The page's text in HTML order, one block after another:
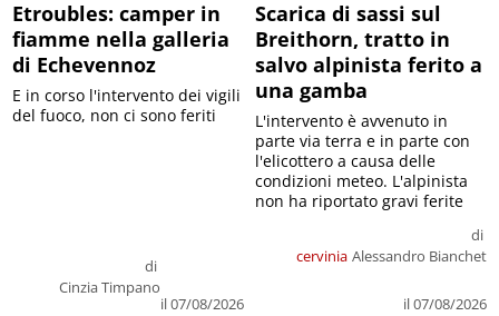
Etroubles: camper in
fiamme nella galleria
di Echevennoz
di
Cinzia Timpano
il 07/08/2026
E in corso l'intervento dei vigili
del fuoco, non ci sono feriti
Scarica di sassi sul
Breithorn, tratto in
salvo alpinista ferito a
una gamba
cervinia
di
Alessandro Bianchet
il 07/08/2026
L'intervento è avvenuto in
parte via terra e in parte con
l'elicottero a causa delle
condizioni meteo. L'alpinista
non ha riportato gravi ferite